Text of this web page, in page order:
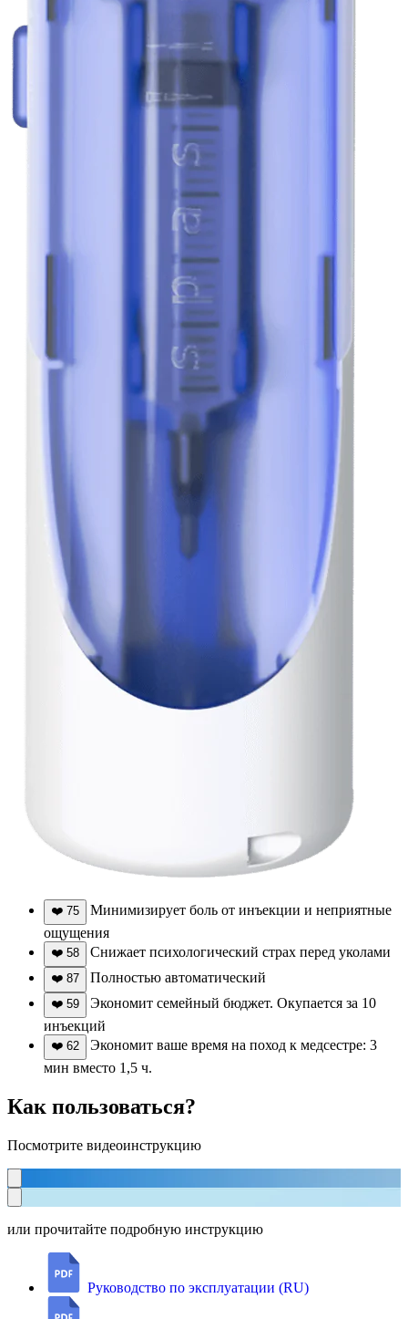
❤️ 75
Минимизирует боль от инъекции и неприятные
ощущения
❤️ 58 Снижает психологический страх перед уколами
❤️ 87 Полностью автоматический
❤️ 59
Экономит семейный бюджет. Окупается за 10
инъекций
❤️ 62
Экономит ваше время на поход к медсестре: 3
мин вместо 1,5 ч.
Как пользоваться?
Посмотрите видеоинструкцию
или прочитайте подробную инструкцию
Руководство по эксплуатации (RU)